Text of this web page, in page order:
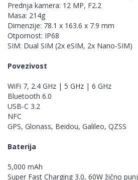
Prednja kamera: 12 MP, F2.2
Masa: 214g
Dimenzije: 78.1 x 163.6 x 7.9 mm
Otpornost: IP68
SIM: Dual SIM (2x eSIM, 2x Nano-SIM)
Povezivost
WiFi 7, 2.4 GHz | 5 GHz | 6 GHz
Bluetooth 6.0
USB-C 3.2
NFC
GPS, Glonass, Beidou, Galileo, QZSS
Baterija
5,000 mAh
Super Fast Charging 3.0, 60W žično